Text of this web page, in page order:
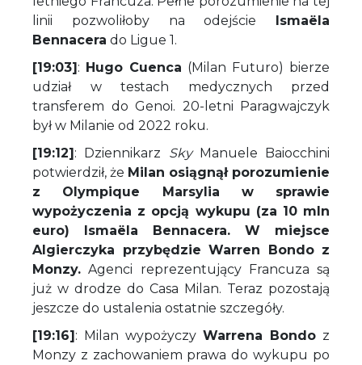
linii pozwoliłoby na odejście Ismaëla
Bennacera do Ligue 1.
[19:03]: Hugo Cuenca (Milan Futuro) bierze
udział w testach medycznych przed
transferem do Genoi. 20-letni Paragwajczyk
był w Milanie od 2022 roku.
[19:12]: Dziennikarz SkyManuele Baiocchini
potwierdził, że Milan osiągnął porozumienie
z Olympique Marsylia w sprawie
wypożyczenia z opcją wykupu (za 10 mln
euro) Ismaëla Bennacera. W miejsce
Algierczyka przybędzie Warren Bondo z
Monzy. Agenci reprezentujący Francuza są
już w drodze do Casa Milan. Teraz pozostają
jeszcze do ustalenia ostatnie szczegóły.
[19:16]: Milan wypożyczy Warrena Bondo z
Monzy z zachowaniem prawa do wykupu po